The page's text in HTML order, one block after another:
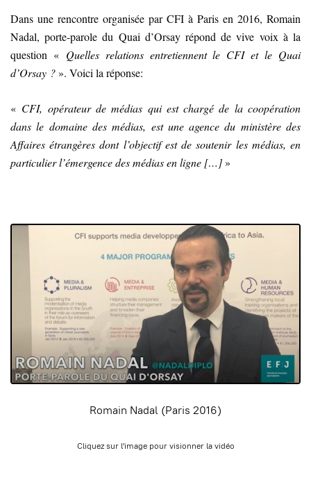
Dans une rencontre organisée par CFI à Paris en 2016, Romain
Nadal, porte-parole du Quai d’Orsay répond de vive voix à la
question « Quelles relations entretiennent le CFI et le Quai
d’Orsay ?». Voici la réponse:
« CFI, opérateur de médias qui est chargé de la coopération
dans le domaine des médias, est une agence du ministère des
Affaires étrangères dont l’objectif est de soutenir les médias, en
particulier l’émergence des médias en ligne […]»
Romain Nadal (Paris 2016)
Cliquez sur l'image pour visionner la vidéo